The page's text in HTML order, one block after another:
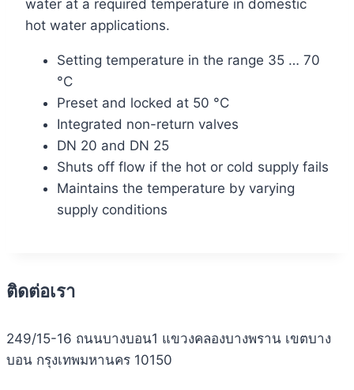
water at a required temperature in domestic
hot water applications.
Setting temperature in the range 35 … 70
°C
Preset and locked at 50 °C
Integrated non-return valves
DN 20 and DN 25
Shuts off flow if the hot or cold supply fails
Maintains the temperature by varying
supply conditions
ติดต่อเรา
249/15-16 ถนนบางบอน1 แขวงคลองบางพราน เขตบาง
บอน กรุงเทพมหานคร 10150